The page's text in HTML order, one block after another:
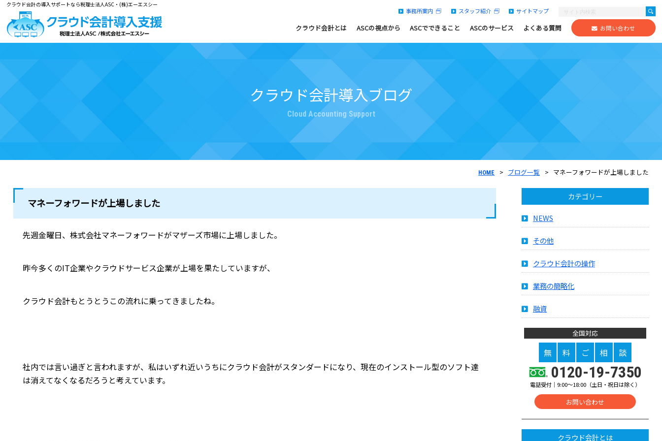
クラウド会計の導入サポートなら税理士法人ASC・(株)エーエスシー
事務所案内 スタッフ紹介 サイトマップ
クラウド会計とは ASCの視点から ASCでできること ASCのサービス よくある質問 お問い合わせ
クラウド会計導入ブログ
Cloud Accounting Support
HOME ブログ一覧 マネーフォワードが上場しました
マネーフォワードが上場しました
先週金曜日、株式会社マネーフォワードがマザーズ市場に上場しました。
昨今多くのIT企業やクラウドサービス企業が上場を果たしていますが、
クラウド会計もとうとうこの流れに乗ってきましたね。
社内では言い過ぎと言われますが、私はいずれ近いうちにクラウド会計がスタンダードになり、現在のインストール型のソフト達
は消えてなくなるだろうと考えています。
カテゴリー
NEWS
その他
クラウド会計の操作
業務の簡略化
融資
全国対応
無 料 ご 相 談
0120-19-7350
電話受付｜9:00～18:00（土日・祝日は除く）
お問い合わせ
クラウド会計とは